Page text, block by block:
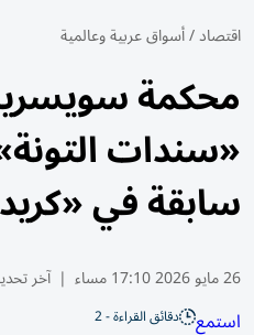
اقتصاد/أسواق عربية وعالمية
محكمة
«سندات
سابقة في
26 مايو 2026 17:10 مساء | آخر
استمع دقائق القراءة - 2